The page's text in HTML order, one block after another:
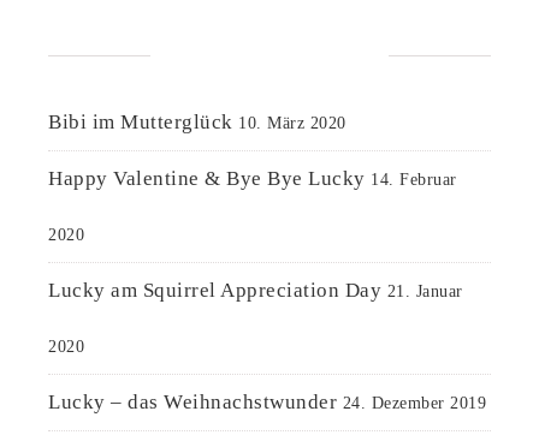
Bibi im Mutterglück 10. März 2020
Happy Valentine & Bye Bye Lucky 14. Februar
2020
Lucky am Squirrel Appreciation Day 21. Januar
2020
Lucky – das Weihnachstwunder 24. Dezember 2019